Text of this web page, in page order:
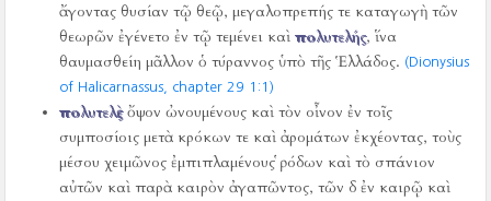
ἄγοντας θυσίαν τῷ θεῷ, μεγαλοπρεπής τε καταγωγὴ τῶν
θεωρῶν ἐγένετο ἐν τῷ τεμένει καὶπολυτελής, ἵνα
θαυμασθείη μᾶλλον ὁ τύραννος ὑπὸ τῆς Ἑλλάδος. (Dionysius
of Halicarnassus, chapter 29 1:1)
πολυτελὲςὄψον ὠνουμένους καὶ τὸν οἶνον ἐν τοῖς
συμποσίοις μετὰ κρόκων τε καὶ ἀρομάτων ἐκχέοντας, τοὺς
μέσου χειμῶνος ἐμπιπλαμένους ῥόδων καὶ τὸ σπάνιον
αὐτῶν καὶ παρὰ καιρὸν ἀγαπῶντος, τῶν δ ἐν καιρῷ καὶ